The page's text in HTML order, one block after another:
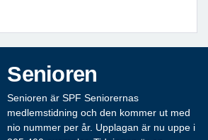
Senioren
Senioren är SPF Seniorernas
medlemstidning och den kommer ut med
nio nummer per år. Upplagan är nu uppe i